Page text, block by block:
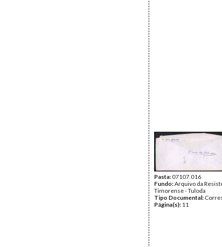
Pasta:07107.016
Fundo:Arquivo da
Timorense - Tuloda
Tipo Documental:
Página(s): 11